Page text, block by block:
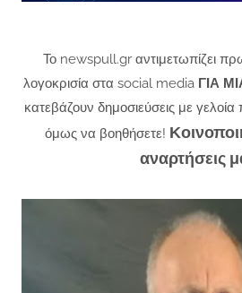
Το newspull.gr αντιμετωπίζει
λογοκρισία στα social media ΓΙΑ
κατεβάζουν δημοσιεύσεις με
όμως να βοηθήσετε!
αναρτήσεις